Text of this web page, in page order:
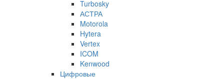
Turbosky
АСТРА
Motorola
Hytera
Vertex
ICOM
Kenwood
Цифровые